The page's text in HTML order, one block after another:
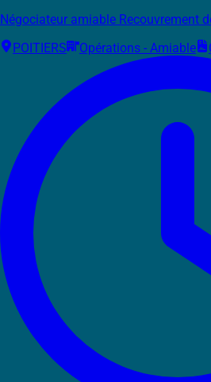
Négociateur amiable Recouvrement
POITIERS
Opérations - Amiable